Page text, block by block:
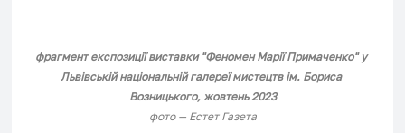
фрагмент експозиції виставки "Феномен Марії Примаченко" у
Львівській національній галереї мистецтв ім. Бориса
Возницького, жовтень 2023
фото — Естет Газета